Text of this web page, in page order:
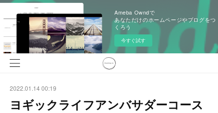
Ameba Owndで
あなただけのホームページやブログをつ
くろう
今すぐ試す
2022.01.14 00:19
ヨギックライフアンバサダーコース